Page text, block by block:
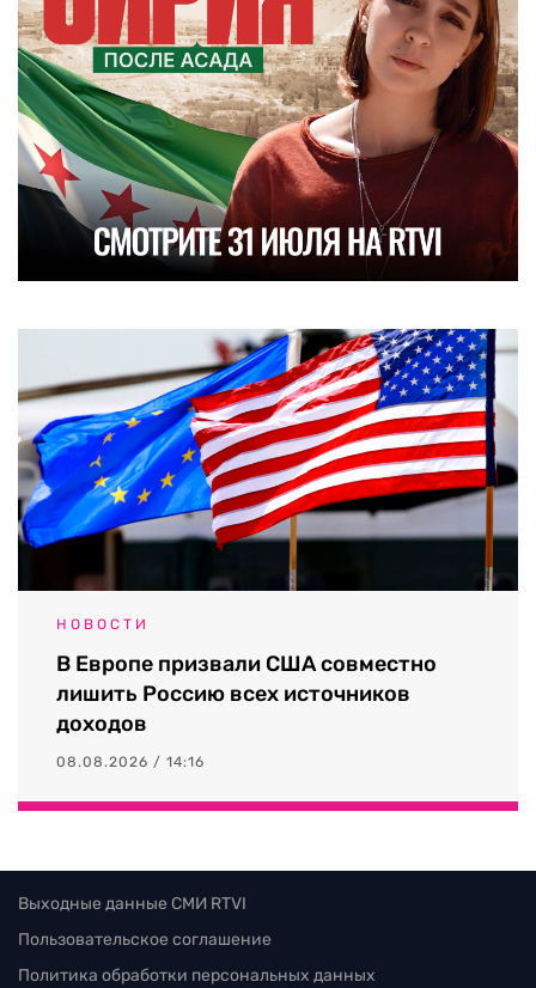
НОВОСТИ
В Европе призвали США совместно
лишить Россию всех источников
доходов
08.08.2026 / 14:16
Выходные данные СМИ RTVI
Пользовательское соглашение
Политика обработки персональных данных